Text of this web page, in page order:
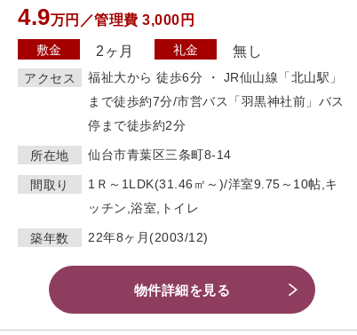
4.9万円／管理費 3,000円
敷金 2ヶ月 礼金 無し
アクセス
福祉大から 徒歩6分 ・ JR仙山線「北山駅」
まで徒歩約7分/市営バス「羽黒神社前」バス
停まで徒歩約2分
所在地 仙台市青葉区三条町8-14
間取り
1Ｒ～1LDK(31.46㎡～)/洋室9.75～10帖,キ
ッチン,浴室,トイレ
築年数 22年8ヶ月(2003/12)
物件詳細を見る